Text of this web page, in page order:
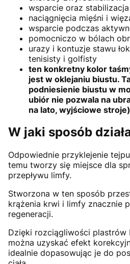
wsparcie oraz
naciągnięcia mięśni i
wsparcie podczas
pomocniczo w bólach
urazy i kontuzje stawu
tenisisty i golfisty
ten konkretny kolor
jest w oklejaniu biustu.
podniesienie biustu w
ubiór nie pozwala na
na lato, wyjściowe stroje)
W jaki sposób
Odpowiednie przyklejenie
temu tworzy się miejsce dla
przepływu limfy.
Stworzona w ten sposób
krążenia krwi i limfy znacznie
regeneracji.
Dzięki rozciągliwości plastrów
można uzyskać efekt
idealnie dopasowując je do